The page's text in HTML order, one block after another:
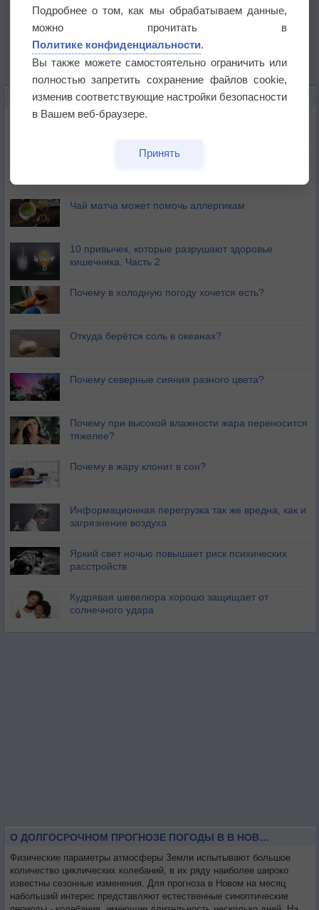
ЭТО ИНТЕРЕСНО
Почему северный загар цветом отличается от
Букет сирени вреден для здоровья
Чай матча может помочь аллергикам
10 привычек, которые разрушают здоровье
кишечника. Часть 2
Почему в холодную погоду хочется есть?
Откуда берётся соль в океанах?
Почему северные сияния разного цвета?
Почему при высокой влажности жара переносится
тяжелее?
Почему в жару клонит в сон?
Информационная перегрузка так же вредна, как и
загрязнение воздуха
Яркий свет ночью повышает риск психических
расстройств
Кудрявая шевелюра хорошо защищает от
солнечного удара
О ДОЛГОСРОЧНОМ ПРОГНОЗЕ ПОГОДЫ В В НОВОМ НА МЕСЯЦ
Физические параметры атмосферы Земли испытывают большое
количество циклических колебаний, в их ряду наиболее широко
известны сезонные изменения. Для прогноза в Новом на месяц
набольший интерес представляют естественные синоптические
Подробнее о том, как мы обрабатываем данные,
можно прочитать в
Политике конфиденциальности.
Вы также можете самостоятельно ограничить или
полностью запретить сохранение файлов cookie,
изменив соответствующие настройки безопасности
в Вашем веб-браузере.
Принять